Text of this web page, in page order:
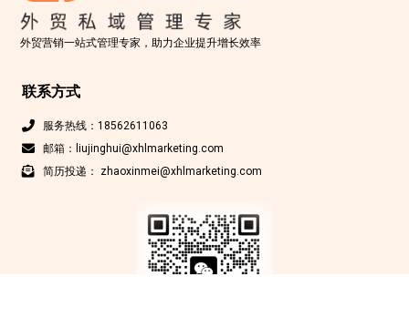
外贸营销一站式管理专家，助力企业提升增长效率
联系方式
服务热线：18562611063
邮箱：liujinghui@xhlmarketing.com
简历投递： zhaoxinmei@xhlmarketing.com